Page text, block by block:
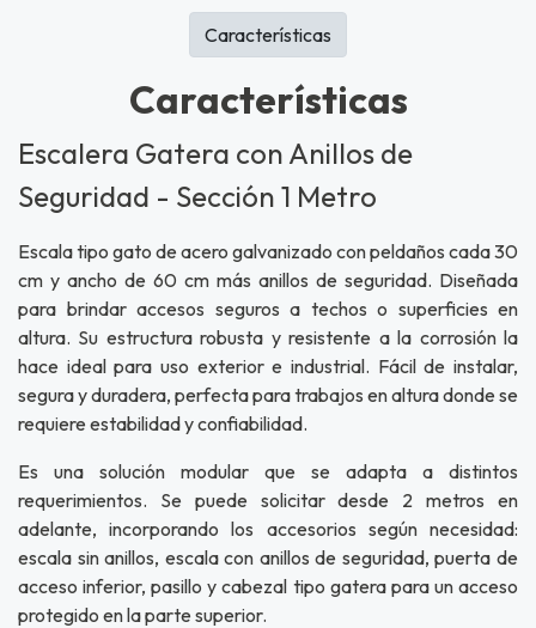
Características
Escalera Gatera con Anillos de
Seguridad - Sección 1 Metro
Escala tipo gato de acero galvanizado con peldaños cada 30
cm y ancho de 60 cm más anillos de seguridad. Diseñada
para brindar accesos seguros a techos o superficies en
altura. Su estructura robusta y resistente a la corrosión la
hace ideal para uso exterior e industrial. Fácil de instalar,
segura y duradera, perfecta para trabajos en altura donde se
requiere estabilidad y confiabilidad.
Es una solución modular que se adapta a distintos
requerimientos. Se puede solicitar desde 2 metros en
adelante, incorporando los accesorios según necesidad:
escala sin anillos, escala con anillos de seguridad, puerta de
acceso inferior, pasillo y cabezal tipo gatera para un acceso
protegido en la parte superior.
Características